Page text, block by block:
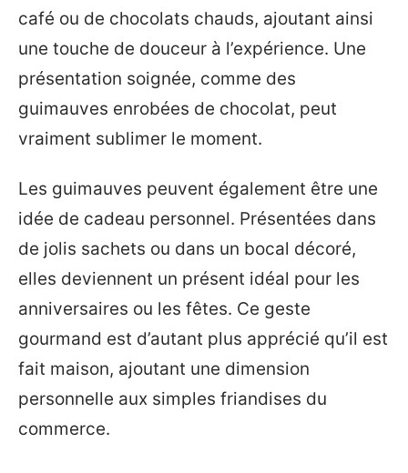
café ou de chocolats chauds, ajoutant ainsi
une touche de douceur à l’expérience. Une
présentation soignée, comme des
guimauves enrobées de chocolat, peut
vraiment sublimer le moment.
Les guimauves peuvent également être une
idée de cadeau personnel. Présentées dans
de jolis sachets ou dans un bocal décoré,
elles deviennent un présent idéal pour les
anniversaires ou les fêtes. Ce geste
gourmand est d’autant plus apprécié qu’il est
fait maison, ajoutant une dimension
personnelle aux simples friandises du
commerce.